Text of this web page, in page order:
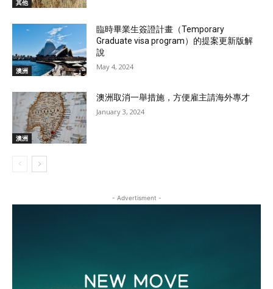
其他
澳洲
臨時畢業生簽證計畫（Temporary
Graduate visa program）的提案更新版解
說
May 4, 2024
澳洲
澳洲取消一舉措施，方便雇主請海外專才
January 3, 2024
- Advertisment -